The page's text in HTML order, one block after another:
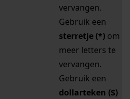
vervangen.
Gebruik een
sterretje (*) om
meer letters te
vervangen.
Gebruik een
dollarteken ($)